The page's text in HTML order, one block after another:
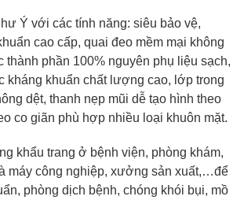
Ý với các tính năng: siêu bảo vệ,
cao cấp, quai đeo mềm mại không
phần 100% nguyên phụ liệu sạch,
kháng khuẩn chất lượng cao, lớp trong
dệt, thanh nẹp mũi dễ tạo hình theo
co giãn phù hợp nhiều loại khuôn mặt.
khẩu trang ở bệnh viện, phòng khám,
máy công nghiệp, xưởng sản xuất,…để
phòng dịch bệnh, chóng khói bụi, mồ